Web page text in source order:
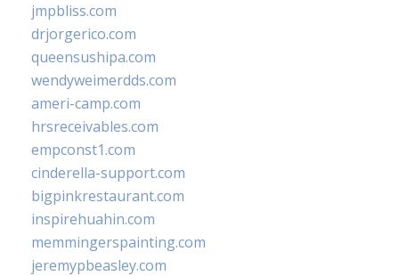
jmpbliss.com
drjorgerico.com
queensushipa.com
wendyweimerdds.com
ameri-camp.com
hrsreceivables.com
empconst1.com
cinderella-support.com
bigpinkrestaurant.com
inspirehuahin.com
memmingerspainting.com
jeremypbeasley.com